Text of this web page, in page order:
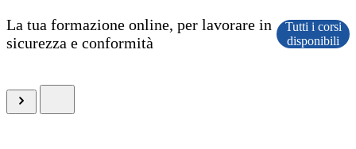
La tua formazione online, per lavorare in
sicurezza e conformità
Tutti i corsi
disponibili